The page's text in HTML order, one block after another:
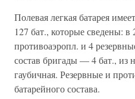
Полевая легкая батарея
127 бат., которые сведены: в
противоаэропл. и 4
состав бригады — 4 бат., из
гаубичная. Резервные и
батарейного состава.